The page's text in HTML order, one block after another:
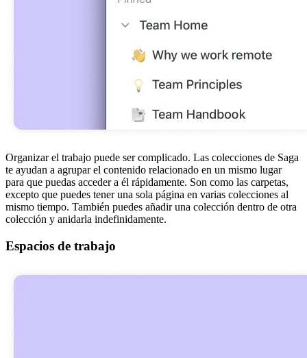
Organizar el trabajo puede ser complicado. Las colecciones de Saga
te ayudan a agrupar el contenido relacionado en un mismo lugar
para que puedas acceder a él rápidamente. Son como las carpetas,
excepto que puedes tener una sola página en varias colecciones al
mismo tiempo. También puedes añadir una colección dentro de otra
colección y anidarla indefinidamente.
Espacios de trabajo